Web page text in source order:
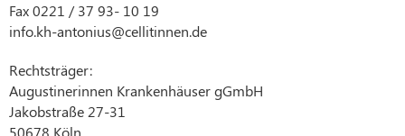
Fax 0221 / 37 93- 10 19
info.kh-antonius@cellitinnen.de
Rechtsträger:
Augustinerinnen Krankenhäuser gGmbH
Jakobstraße 27-31
50678 Köln